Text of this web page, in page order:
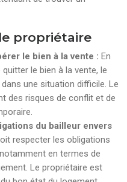
propriétaire
le bien à la vente : En
le bien à la vente, le
une situation difficile. Le
des risques de conflit et de
du bailleur envers
respecter les obligations
en termes de
Le propriétaire est